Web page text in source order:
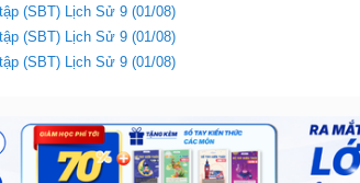
(SBT) Lịch Sử 9 (01/08)
(SBT) Lịch Sử 9 (01/08)
(SBT) Lịch Sử 9 (01/08)
Liên